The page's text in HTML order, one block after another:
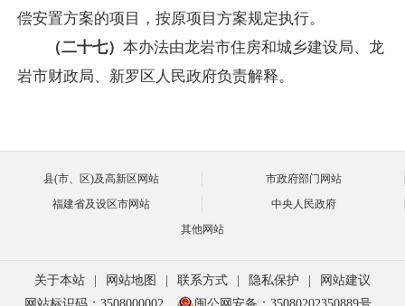
偿安置方案的项目，按原项目方案规定执行。
（二十七） 本办法由龙岩市住房和城乡建设局、龙
岩市财政局、新罗区人民政府负责解释。
县(市、区)及高新区网站
市政府部门网站
福建省及设区市网站
中央人民政府
其他网站
关于本站 网站地图 联系方式 隐私保护
网站建议